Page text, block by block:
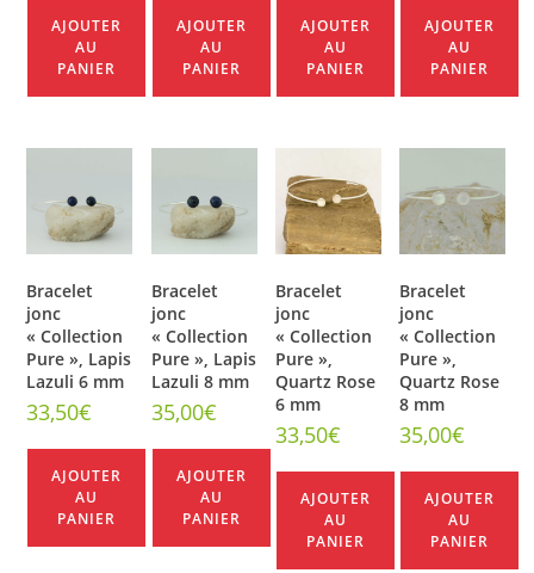
AJOUTER
AU
PANIER
AJOUTER
AU
PANIER
AJOUTER
AU
PANIER
AJOUTER
AU
PANIER
Bracelet
jonc
« Collection
Pure », Lapis
Lazuli 6 mm
33,50€
AJOUTER
AU
PANIER
Bracelet
jonc
« Collection
Pure », Lapis
Lazuli 8 mm
35,00€
AJOUTER
AU
PANIER
Bracelet
jonc
« Collection
Pure »,
Quartz Rose
6 mm
33,50€
AJOUTER
AU
PANIER
Bracelet
jonc
« Collection
Pure »,
Quartz Rose
8 mm
35,00€
AJOUTER
AU
PANIER